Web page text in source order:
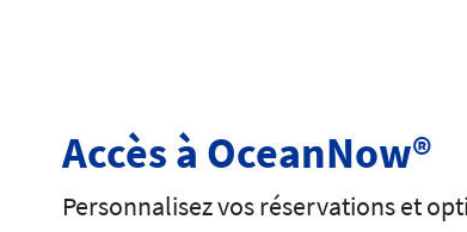
Accès à OceanNow®
Personnalisez vos réservations et